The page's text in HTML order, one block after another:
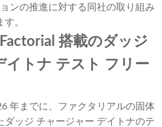
ンの推進に対する同社の取り組み
。
搭載のダッジ
イトナ テスト フリー
年までに、ファクタリアルの固体
ダッジ チャージャー デイトナのテ